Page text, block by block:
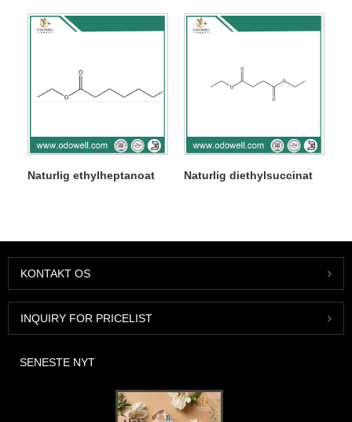
Naturlig ethylheptanoat Naturlig diethylsuccinat
KONTAKT OS
INQUIRY FOR PRICELIST
SENESTE NYT